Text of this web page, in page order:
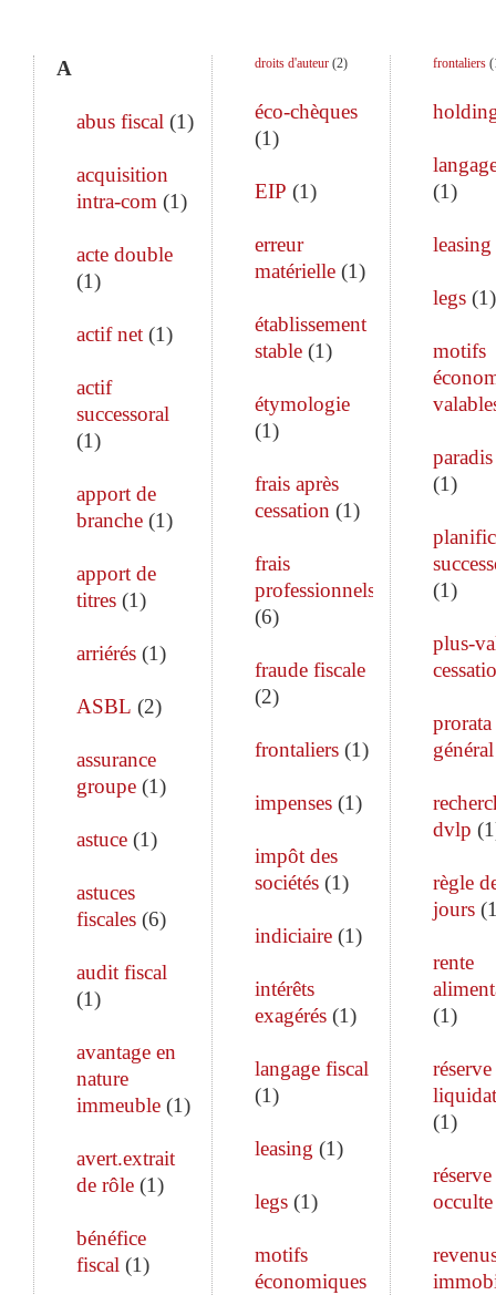
A
abus fiscal (1)
acquisition
intra-com (1)
acte double
(1)
actif net (1)
actif
successoral
(1)
apport de
branche (1)
apport de
titres (1)
arriérés (1)
ASBL (2)
assurance
groupe (1)
astuce (1)
astuces
fiscales (6)
audit fiscal
(1)
avantage en
nature
immeuble (1)
avert.extrait
de rôle (1)
bénéfice
fiscal (1)
droits d'auteur(2)
éco-chèques
(1)
EIP (1)
erreur
matérielle(1)
établissement
stable(1)
étymologie
(1)
frais après
cessation (1)
frais
professionnels
(6)
fraude fiscale
(2)
frontaliers(1)
impenses(1)
impôt des
sociétés(1)
indiciaire(1)
intérêts
exagérés(1)
langage fiscal
(1)
leasing (1)
legs(1)
motifs
économiques
frontaliers(
(1)
leasing
legs(1)
motifs
(1)
(1)
plus-
prorata
général
dvlp (1
règle
jours(
rente
(1)
(1)
réserve
occulte